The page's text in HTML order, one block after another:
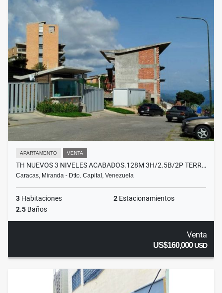
APARTAMENTO VENTA
TH NUEVOS 3 NIVELES ACABADOS.128M 3H/2.5B/2P TERR…
Caracas, Miranda - Dtto. Capital, Venezuela
3 Habitaciones 2 Estacionamientos
2.5 Baños
Venta
US$160,000USD